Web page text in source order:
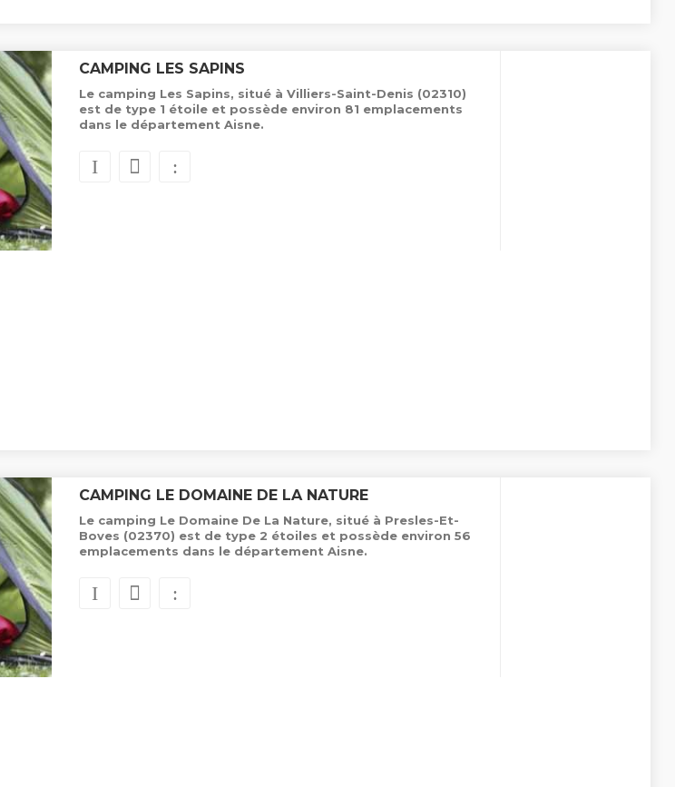
CAMPING LES SAPINS
Le camping Les Sapins, situé à Villiers-Saint-Denis (02310)
est de type 1 étoile et possède environ 81 emplacements
dans le département Aisne.
CAMPING LE DOMAINE DE LA NATURE
Le camping Le Domaine De La Nature, situé à Presles-Et-
Boves (02370) est de type 2 étoiles et possède environ 56
emplacements dans le département Aisne.